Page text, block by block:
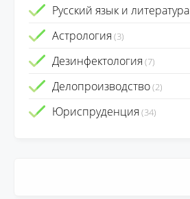
Русский язык и литература
Астрология (3)
Дезинфектология (7)
Делопроизводство(2)
Юриспруденция (34)